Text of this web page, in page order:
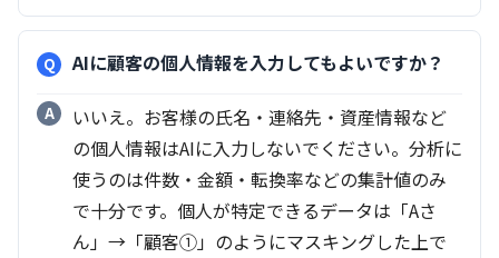
AIに顧客の個人情報を入力してもよいですか？
いいえ。お客様の氏名・連絡先・資産情報など
の個人情報はAIに入力しないでください。分析に
使うのは件数・金額・転換率などの集計値のみ
で十分です。個人が特定できるデータは「Aさ
ん」→「顧客①」のようにマスキングした上で